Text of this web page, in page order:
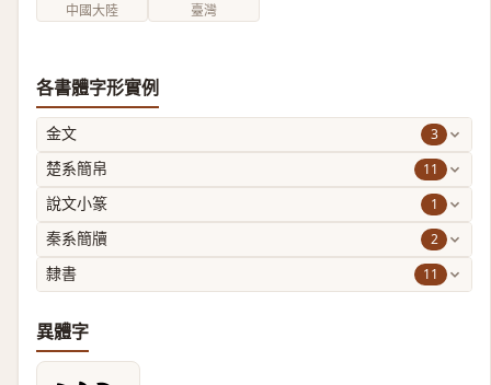
中國大陸 臺灣
各書體字形實例
金文 3
楚系簡帛 11
說文小篆 1
秦系簡牘 2
隸書 11
異體字